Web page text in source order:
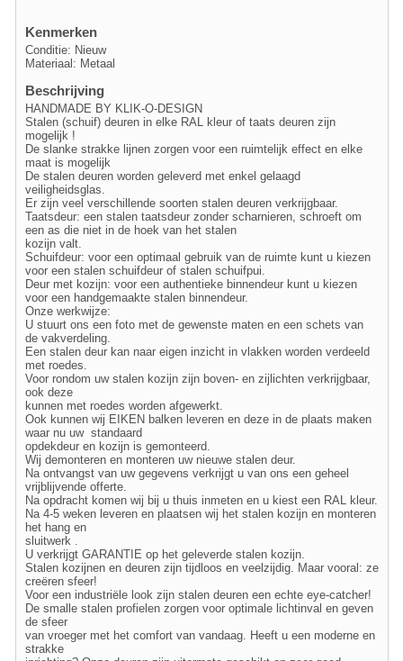
Kenmerken
Conditie: Nieuw
Materiaal: Metaal
Beschrijving
HANDMADE BY KLIK-O-DESIGN
Stalen (schuif) deuren in elke RAL kleur of taats deuren zijn
mogelijk !
De slanke strakke lijnen zorgen voor een ruimtelijk effect en elke
maat is mogelijk
De stalen deuren worden geleverd met enkel gelaagd
veiligheidsglas.
Er zijn veel verschillende soorten stalen deuren verkrijgbaar.
Taatsdeur: een stalen taatsdeur zonder scharnieren, schroeft om
een as die niet in de hoek van het stalen
kozijn valt.
Schuifdeur: voor een optimaal gebruik van de ruimte kunt u kiezen
voor een stalen schuifdeur of stalen schuifpui.
Deur met kozijn: voor een authentieke binnendeur kunt u kiezen
voor een handgemaakte stalen binnendeur.
Onze werkwijze:
U stuurt ons een foto met de gewenste maten en een schets van
de vakverdeling.
Een stalen deur kan naar eigen inzicht in vlakken worden verdeeld
met roedes.
Voor rondom uw stalen kozijn zijn boven- en zijlichten verkrijgbaar,
ook deze
kunnen met roedes worden afgewerkt.
Ook kunnen wij EIKEN balken leveren en deze in de plaats maken
waar nu uw standaard
opdekdeur en kozijn is gemonteerd.
Wij demonteren en monteren uw nieuwe stalen deur.
Na ontvangst van uw gegevens verkrijgt u van ons een geheel
vrijblijvende offerte.
Na opdracht komen wij bij u thuis inmeten en u kiest een RAL kleur.
Na 4-5 weken leveren en plaatsen wij het stalen kozijn en monteren
het hang en
sluitwerk .
U verkrijgt GARANTIE op het geleverde stalen kozijn.
Stalen kozijnen en deuren zijn tijdloos en veelzijdig. Maar vooral: ze
creëren sfeer!
Voor een industriële look zijn stalen deuren een echte eye-catcher!
De smalle stalen profielen zorgen voor optimale lichtinval en geven
de sfeer
van vroeger met het comfort van vandaag. Heeft u een moderne en
strakke